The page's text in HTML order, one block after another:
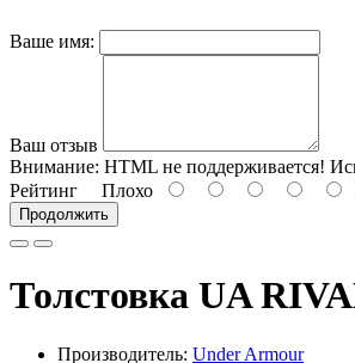
Ваше имя:
Ваш отзыв
Внимание: HTML не поддерживается!
Рейтинг Плохо
Продолжить
Толстовка UA
Производитель: Under Armour